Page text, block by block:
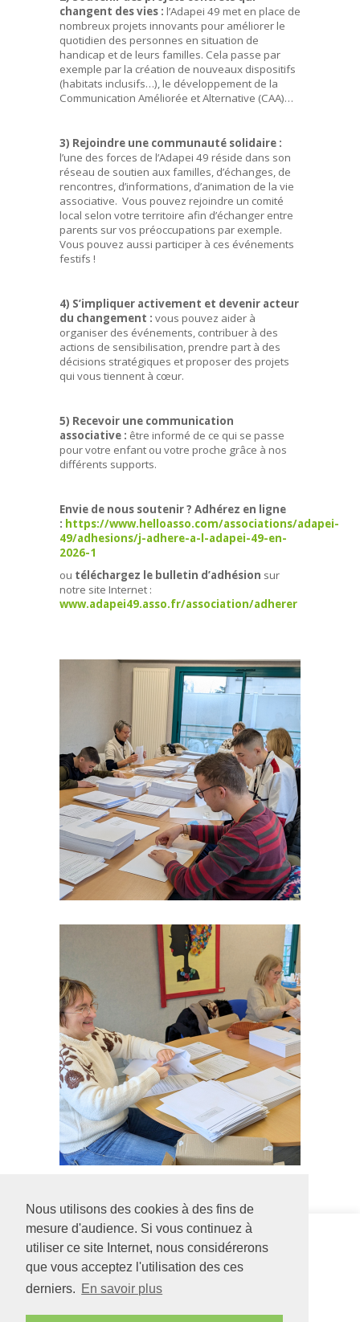
Nous utilisons des cookies à des fins de
mesure d'audience. Si vous continuez à
utiliser ce site Internet, nous considérerons
que vous acceptez l'utilisation des ces
derniers. En savoir plus
changent des vies : l’Adapei 49 met en place de
nombreux projets innovants pour améliorer le
quotidien des personnes en situation de
handicap et de leurs familles. Cela passe par
exemple par la création de nouveaux dispositifs
(habitats inclusifs…), le développement de la
Communication Améliorée et Alternative (CAA)…
3) Rejoindre une communauté solidaire :
l’une des forces de l’Adapei 49 réside dans son
réseau de soutien aux familles, d’échanges, de
rencontres, d’informations, d’animation de la vie
associative. Vous pouvez rejoindre un comité
local selon votre territoire afin d’échanger entre
parents sur vos préoccupations par exemple.
Vous pouvez aussi participer à ces événements
festifs !
4) S’impliquer activement et devenir acteur
du changement : vous pouvez aider à
organiser des événements, contribuer à des
actions de sensibilisation, prendre part à des
décisions stratégiques et proposer des projets
qui vous tiennent à cœur.
5) Recevoir une communication
associative : être informé de ce qui se passe
pour votre enfant ou votre proche grâce à nos
différents supports.
Envie de nous soutenir? Adhérez en ligne
: https://www.helloasso.com/associations/adapei-
49/adhesions/j-adhere-a-l-adapei-49-en-
2026-1
ou téléchargez le bulletin d’adhésion sur
notre site Internet :
www.adapei49.asso.fr/association/adherer
Siège social
126 rue Saint Léonard
-BP 71857
01
www.adapei49.asso.fr
Foyer La
Maison des
Pins
BREILLE LES